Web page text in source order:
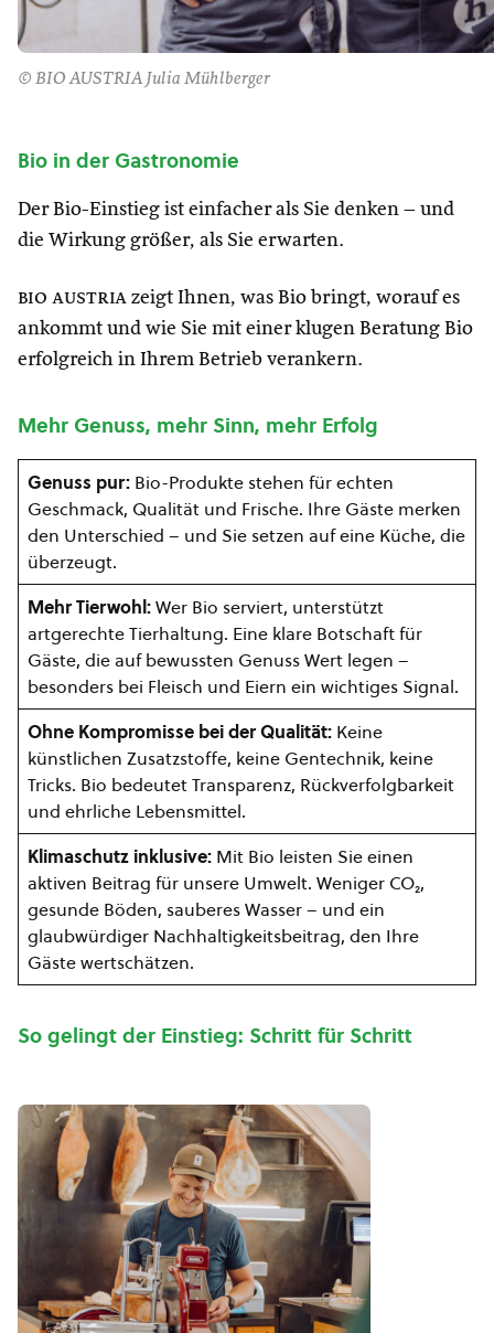
© BIO AUSTRIA Julia Mühlberger
Bio in der Gastronomie
Der Bio-Einstieg ist einfacher als Sie denken – und
die Wirkung größer, als Sie erwarten.
bio austria zeigt Ihnen, was Bio bringt, worauf es
ankommt und wie Sie mit einer klugen Beratung Bio
erfolgreich in Ihrem Betrieb verankern.
Mehr Genuss, mehr Sinn, mehr Erfolg
Genuss pur: Bio-Produkte stehen für echten
Geschmack, Qualität und Frische. Ihre Gäste merken
den Unterschied – und Sie setzen auf eine Küche, die
überzeugt.
Mehr Tierwohl:Wer Bio serviert, unterstützt
artgerechte Tierhaltung. Eine klare Botschaft für
Gäste, die auf bewussten Genuss Wert legen –
besonders bei Fleisch und Eiern ein wichtiges Signal.
Ohne Kompromisse bei der Qualität: Keine
künstlichen Zusatzstoffe, keine Gentechnik, keine
Tricks. Bio bedeutet Transparenz, Rückverfolgbarkeit
und ehrliche Lebensmittel.
Klimaschutz inklusive: Mit Bio leisten Sie einen
aktiven Beitrag für unsere Umwelt. Weniger CO₂,
gesunde Böden, sauberes Wasser – und ein
glaubwürdiger Nachhaltigkeitsbeitrag, den Ihre
Gäste wertschätzen.
So gelingt der Einstieg: Schritt für Schritt